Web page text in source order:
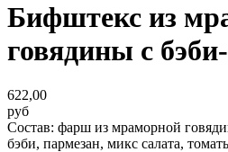
Бифштекс из
говядины с
622,00
руб
Состав: фарш из мраморной
бэби, пармезан, микс салата,